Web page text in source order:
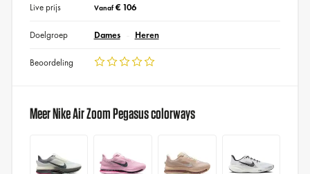
Live prijs Vanaf€ 106
Doelgroep Dames Heren
Beoordeling
Meer Nike Air Zoom Pegasus colorways